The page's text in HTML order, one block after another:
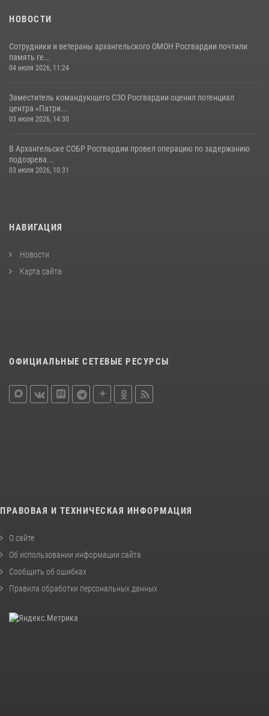
НОВОСТИ
Сотрудники и ветераны архангельского ОМОН Росгвардии почтили
память ге...
04 июля 2026, 11:24
Заместитель командующего СЗО Росгвардии оценил потенциал
центра «Патри...
03 июля 2026, 14:30
В Архангельске СОБР Росгвардии провел операцию по задержанию
подозрева...
03 июля 2026, 10:31
НАВИГАЦИЯ
Новости
Карта сайта
ОФИЦИАЛЬНЫЕ СЕТЕВЫЕ РЕСУРСЫ
ПРАВОВАЯ И ТЕХНИЧЕСКАЯ ИНФОРМАЦИЯ
О сайте
Об использовании информации сайта
Сообщить об ошибках
Правила обработки персональных данных